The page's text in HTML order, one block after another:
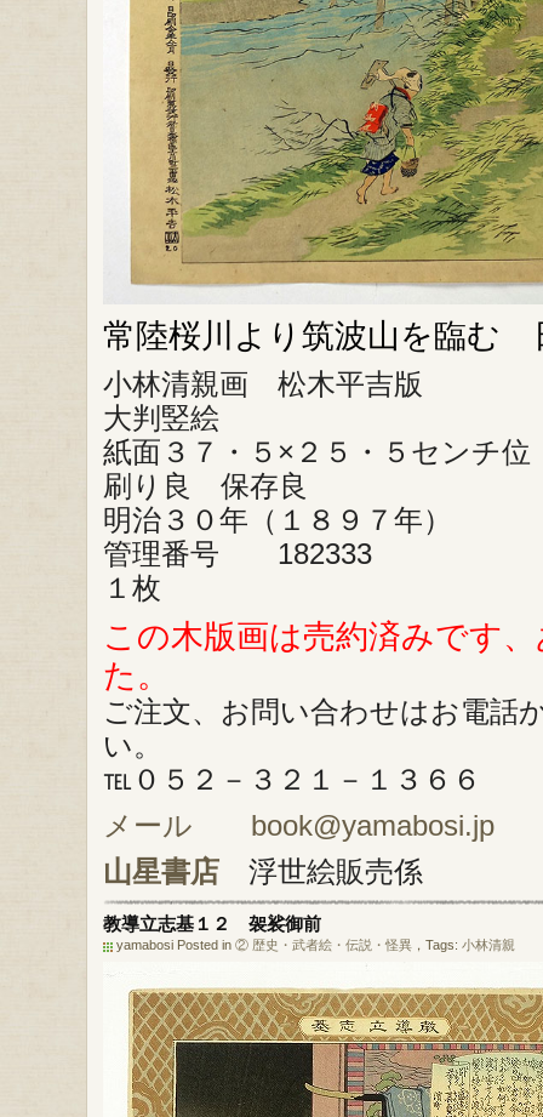
常陸桜川より筑波山を臨む
小林清親画 松木平吉版
大判竪絵
紙面３７・５×２５・５センチ位
刷り良 保存良
明治３０年（１８９７年）
管理番号 182333
１枚
この木版画は売約済みです
た。
ご注文、お問い合わせはお電話
い。
℡０５２－３２１－１３６６
メール book@yamabosi.jp
山星書店 浮世絵販売係
教導立志基１２ 袈裟御前
yamabosi Posted in ② 歴史・武者絵・伝説・怪異 ，Tags: 小林清親